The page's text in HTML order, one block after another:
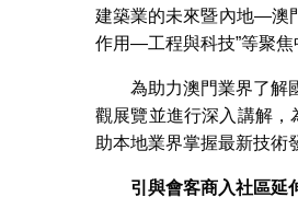
建築業的未來暨內地—澳
作用—工程與科技”等聚焦
為助力澳門業界了解
觀展覽並進行深入講解，
助本地業界掌握最新技術
引與會客商入社區延